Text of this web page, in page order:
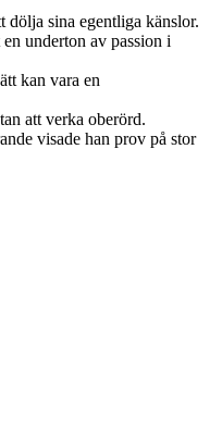
dölja sina egentliga känslor.
underton av passion i
kan vara en
att verka oberörd.
visade han prov på stor